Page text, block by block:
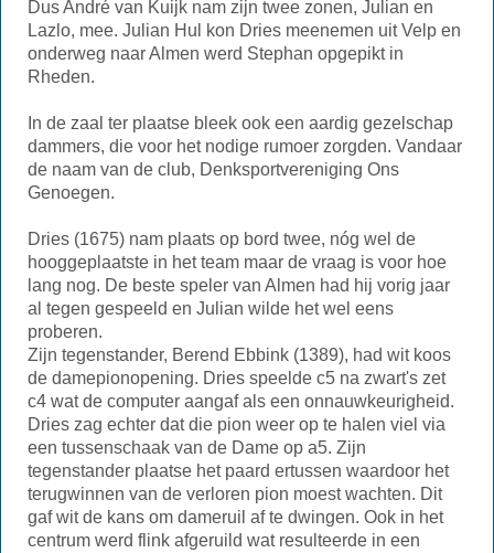
Dus André van Kuijk nam zijn twee zonen, Julian en
Lazlo, mee. Julian Hul kon Dries meenemen uit Velp en
onderweg naar Almen werd Stephan opgepikt in
Rheden.
In de zaal ter plaatse bleek ook een aardig gezelschap
dammers, die voor het nodige rumoer zorgden. Vandaar
de naam van de club, Denksportvereniging Ons
Genoegen.
Dries (1675) nam plaats op bord twee, nóg wel de
hooggeplaatste in het team maar de vraag is voor hoe
lang nog. De beste speler van Almen had hij vorig jaar
al tegen gespeeld en Julian wilde het wel eens
proberen.
Zijn tegenstander, Berend Ebbink (1389), had wit koos
de damepionopening. Dries speelde c5 na zwart's zet
c4 wat de computer aangaf als een onnauwkeurigheid.
Dries zag echter dat die pion weer op te halen viel via
een tussenschaak van de Dame op a5. Zijn
tegenstander plaatse het paard ertussen waardoor het
terugwinnen van de verloren pion moest wachten. Dit
gaf wit de kans om dameruil af te dwingen. Ook in het
centrum werd flink afgeruild wat resulteerde in een